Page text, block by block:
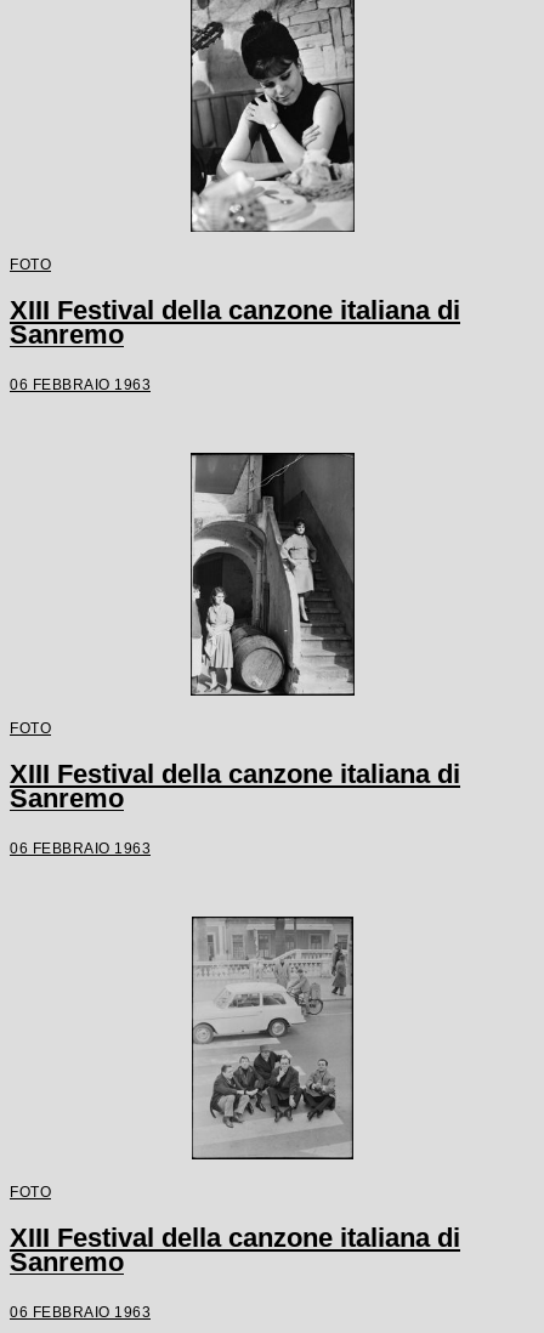
FOTO
XIII Festival della canzone italiana di
Sanremo
06 FEBBRAIO 1963
FOTO
XIII Festival della canzone italiana di
Sanremo
06 FEBBRAIO 1963
FOTO
XIII Festival della canzone italiana di
Sanremo
06 FEBBRAIO 1963